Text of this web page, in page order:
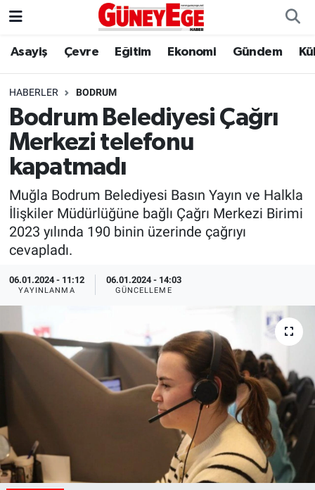
Asayiş Çevre Eğitim Ekonomi Gündem
HABERLER BODRUM
Bodrum Belediyesi Çağrı
Merkezi telefonu
kapatmadı
Muğla Bodrum Belediyesi Basın Yayın ve Halkla
İlişkiler Müdürlüğüne bağlı Çağrı Merkezi Birimi
2023 yılında 190 binin üzerinde çağrıyı
cevapladı.
06.01.2024 - 11:12
YAYINLANMA
06.01.2024 - 14:03
GÜNCELLEME
Asayiş
Çevre
Eğitim
Ekonomi
Gündem
Kültür Sanat
Sağlık
Tarım
İstanbul Hava Durumu
İstanbul Trafik Yoğunluk Haritası
Süper Lig Puan Durumu ve Fikstür
Tüm Manşetler
Son Dakika Haberleri
Haber Arşivi